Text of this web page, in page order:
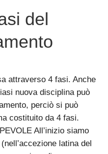
del
attraverso 4 fasi. Anche
nuova disciplina può
perciò si può
costituito da 4 fasi.
All’inizio siamo
latina del